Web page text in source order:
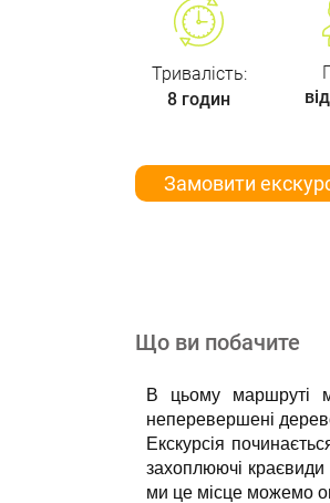
Тривалість:
8 годин
Замовити
Що ви побачите
В цьому маршруті
неперевершені
Екскурсія
захоплюючі краєвиди
ми це місце можемо